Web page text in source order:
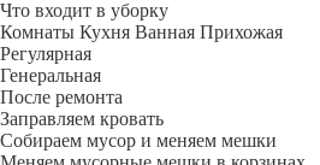
Что входит в уборку
Регу­лярная
Гене­ральная
После ремонта
Заправляем кровать
Собираем мусор и меняем мешки